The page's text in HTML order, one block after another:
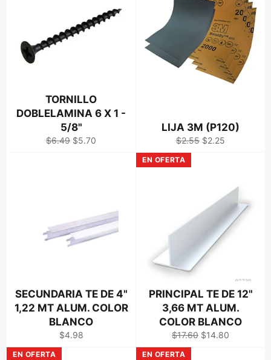
TORNILLO
DOBLELAMINA 6 X 1 -
5/8"
Precio
$6.49 Precio
$5.70
LIJA 3M (P120)
Precio
habitual
$2.55 Precio
$2.25
SECUNDARIA TE DE 4"
1,22 MT ALUM. COLOR
BLANCO
Precio
habitual
$4.98
PRINCIPAL TE DE 12"
3,66 MT ALUM.
COLOR BLANCO
Precio
habitual
$17.60 Precio
$14.80
EN OFERTA
EN OFERTA EN OFERTA